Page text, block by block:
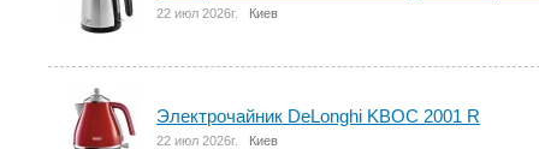
22 июл 2026г. Киев
Электрочайник DeLonghi KBOC 2001 R
22 июл 2026г. Киев